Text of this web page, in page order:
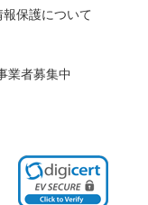
報保護について
業者募集中